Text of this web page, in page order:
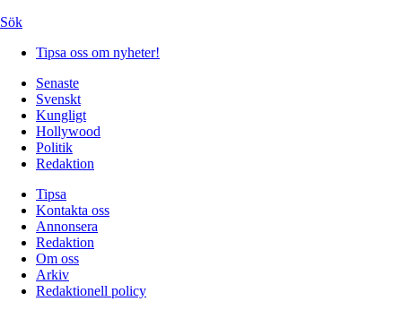
Sök
Tipsa oss om nyheter!
Senaste
Svenskt
Kungligt
Hollywood
Politik
Redaktion
Tipsa
Kontakta oss
Annonsera
Redaktion
Om oss
Arkiv
Redaktionell policy